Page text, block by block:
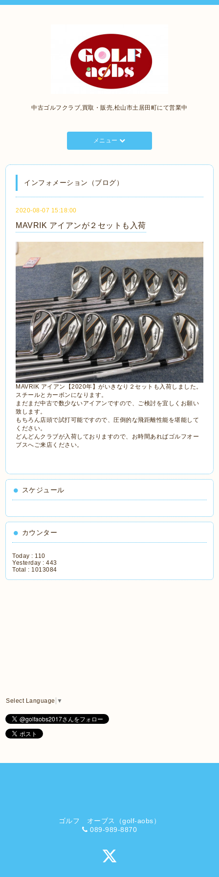
中古ゴルフクラブ,買取・販売,松山市土居田町にて営業中
メニュー
インフォメーション（ブログ）
2020-08-07 15:18:00
MAVRIK アイアンが２セットも入荷
MAVRIK アイアン【2020年】がいきなり２セットも入荷しました。
スチールとカーボンになります。
まだまだ中古で数少ないアイアンですので、ご検討を宜しくお願い
致します。
もちろん店頭で試打可能ですので、圧倒的な飛距離性能を堪能して
ください。
どんどんクラブが入荷しておりますので、お時間あればゴルフオー
ブスへご来店ください。
スケジュール
カウンター
Today : 110
Yesterday :443
Total : 1013084
Select Language ▼
ゴルフ オーブス（golf-aobs）
089-989-8870